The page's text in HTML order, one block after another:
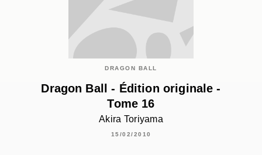
DRAGON BALL
Dragon Ball - Édition originale -
Tome 16
Akira Toriyama
15/02/2010